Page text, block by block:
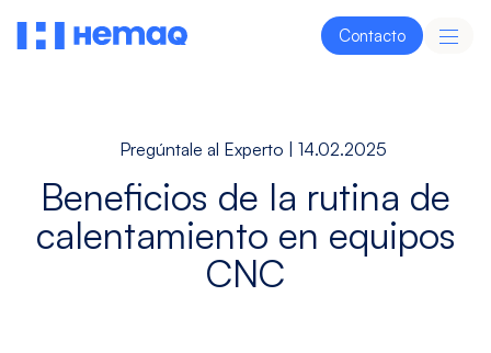
Contacto
Automotriz
Descubre
Aeroespacial
Descubre
Heavy
Duty
Descubre
Moldes
y
Troqueles
Descubre
Médica
Pregúntale al Experto | 14.02.2025
Beneficios de la rutina de
calentamiento en equipos
CNC